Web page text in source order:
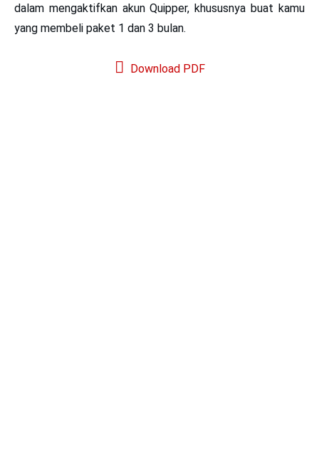
dalam mengaktifkan akun Quipper, khususnya buat kamu
yang membeli paket 1 dan 3 bulan.
Download PDF